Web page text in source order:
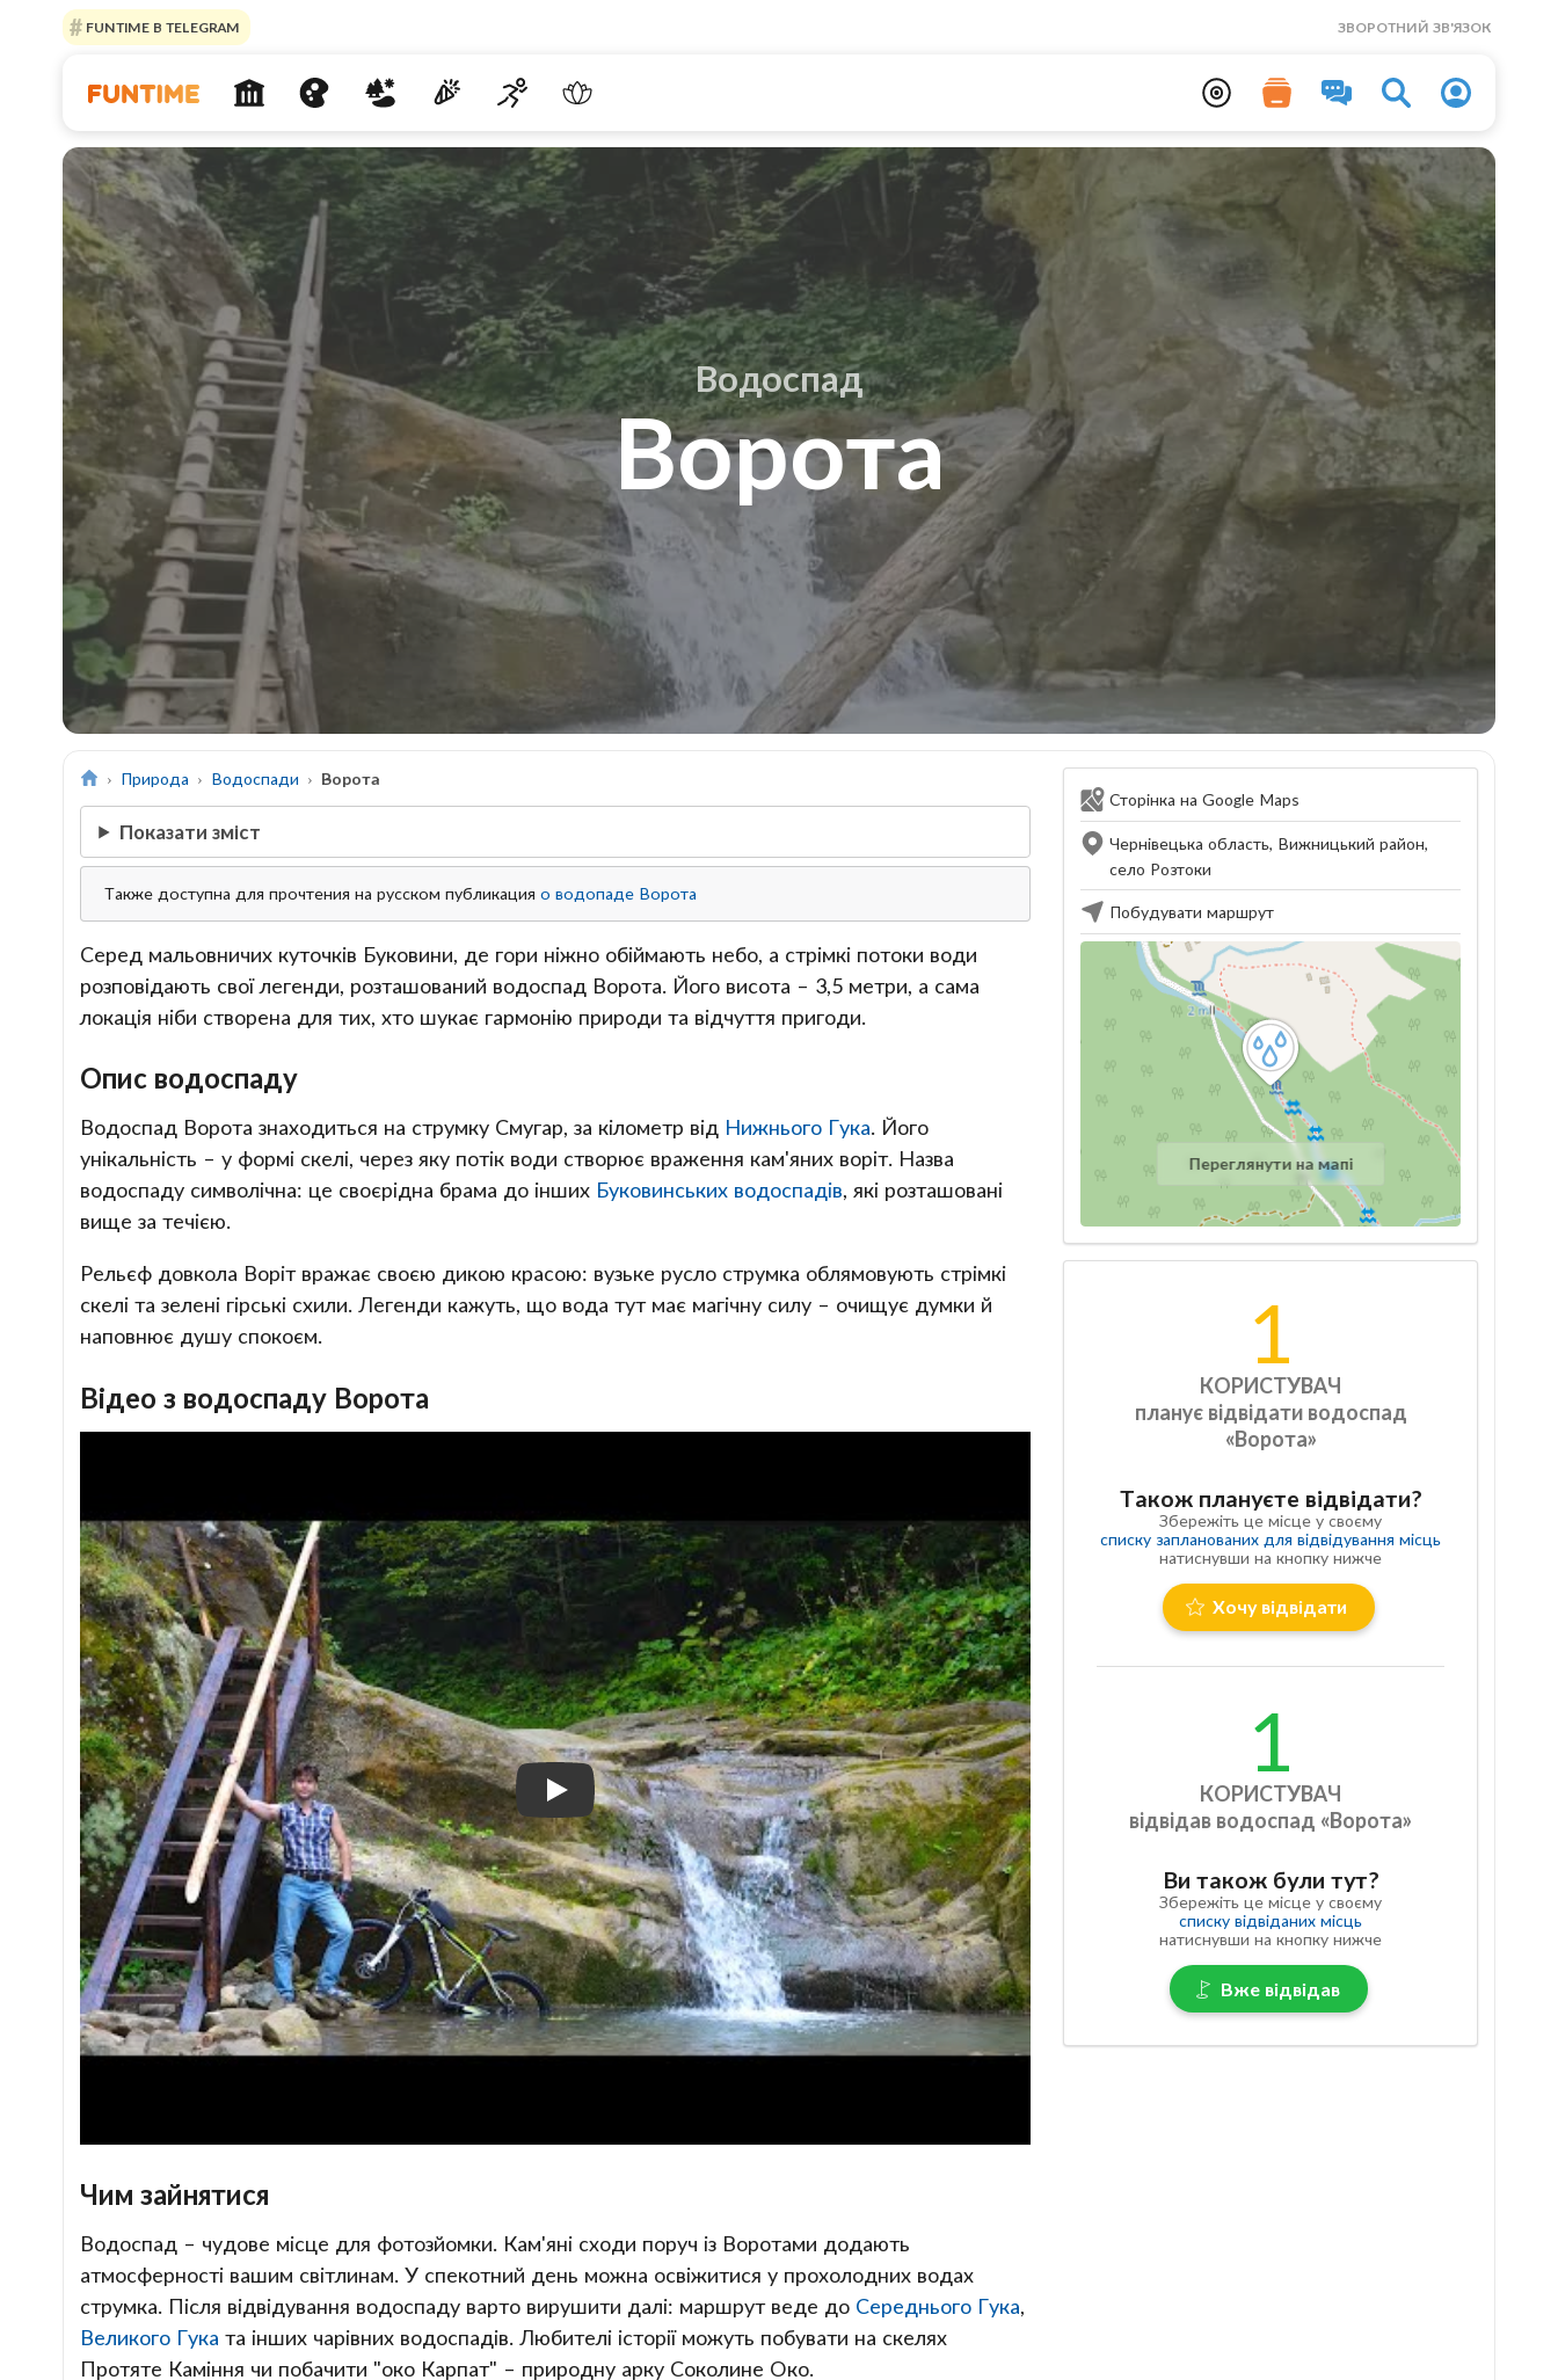
FUNTIME В TELEGRAM ЗВОРОТНИЙ ЗВ'ЯЗОК
Водоспад
Ворота
Природа Водоспади Ворота
Показати зміст
Также доступна для прочтения на русском публикация о водопаде Ворота
Серед мальовничих куточків Буковини, де гори ніжно обіймають небо, а стрімкі потоки води
розповідають свої легенди, розташований водоспад Ворота. Його висота – 3,5 метри, а сама
локація ніби створена для тих, хто шукає гармонію природи та відчуття пригоди.
Опис водоспаду
Водоспад Ворота знаходиться на струмку Смугар, за кілометр від Нижнього Гука. Його
унікальність – у формі скелі, через яку потік води створює враження кам'яних воріт. Назва
водоспаду символічна: це своєрідна брама до інших Буковинських водоспадів, які розташовані
вище за течією.
Рельєф довкола Воріт вражає своєю дикою красою: вузьке русло струмка облямовують стрімкі
скелі та зелені гірські схили. Легенди кажуть, що вода тут має магічну силу – очищує думки й
наповнює душу спокоєм.
Відео з водоспаду Ворота
Чим зайнятися
Водоспад – чудове місце для фотозйомки. Кам'яні сходи поруч із Воротами додають
атмосферності вашим світлинам. У спекотний день можна освіжитися у прохолодних водах
струмка. Після відвідування водоспаду варто вирушити далі: маршрут веде до Середнього Гука,
Великого Гука та інших чарівних водоспадів. Любителі історії можуть побувати на скелях
Протяте Каміння чи побачити "око Карпат" – природну арку Соколине Око.
Сторінка на Google Maps
Чернівецька область, Вижницький район,
село Розтоки
Побудувати маршрут
Переглянути на мапі
1
КОРИСТУВАЧ
планує відвідати водоспад
«Ворота»
Також плануєте відвідати?
Збережіть це місце у своєму
списку запланованих для відвідування місць
натиснувши на кнопку нижче
Хочу відвідати
1
КОРИСТУВАЧ
відвідав водоспад «Ворота»
Ви також були тут?
Збережіть це місце у своєму
списку відвіданих місць
натиснувши на кнопку нижче
Вже відвідав